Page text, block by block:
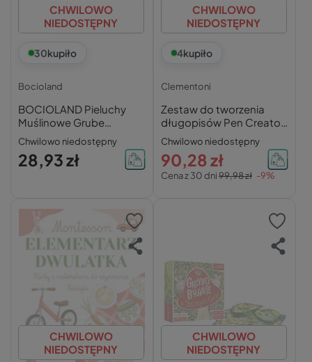
CHWILOWO
NIEDOSTĘPNY
30kupiło
Bocioland
BOCIOLAND Pieluchy
Muślinowe Grube
Kreszowane Pieluszki
100% Bawełna 3 Pak
Chwilowo niedostępny
28,93 zł
CHWILOWO
NIEDOSTĘPNY
4kupiło
Clementoni
Zestaw do tworzenia
długopisów Pen Creator
Studio – Clementoni
Chwilowo niedostępny
Cena z 30 dni99,98 zł -9%
90,28 zł
CHWILOWO
NIEDOSTĘPNY
CHWILOWO
NIEDOSTĘPNY